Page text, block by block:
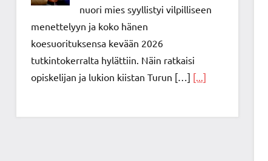
nuori mies syyllistyi vilpilliseen
menettelyyn ja koko hänen
koesuorituksensa kevään 2026
tutkintokerralta hylättiin. Näin ratkaisi
opiskelijan ja lukion kiistan Turun […] [...]